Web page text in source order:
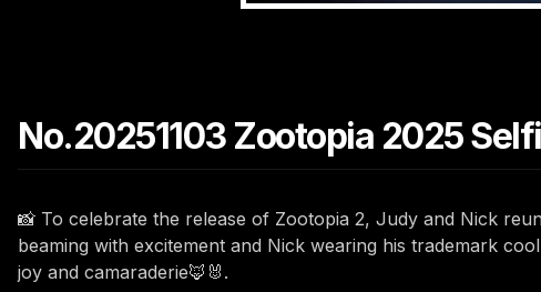
No.20251103 Zootopia 2025
📸 To celebrate the release of Zootopia 2, Judy and Nick
beaming with excitement and Nick wearing his trademark
joy and camaraderie🦊🐰.